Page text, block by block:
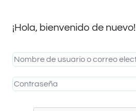
¡Hola, bienvenido de nuevo!